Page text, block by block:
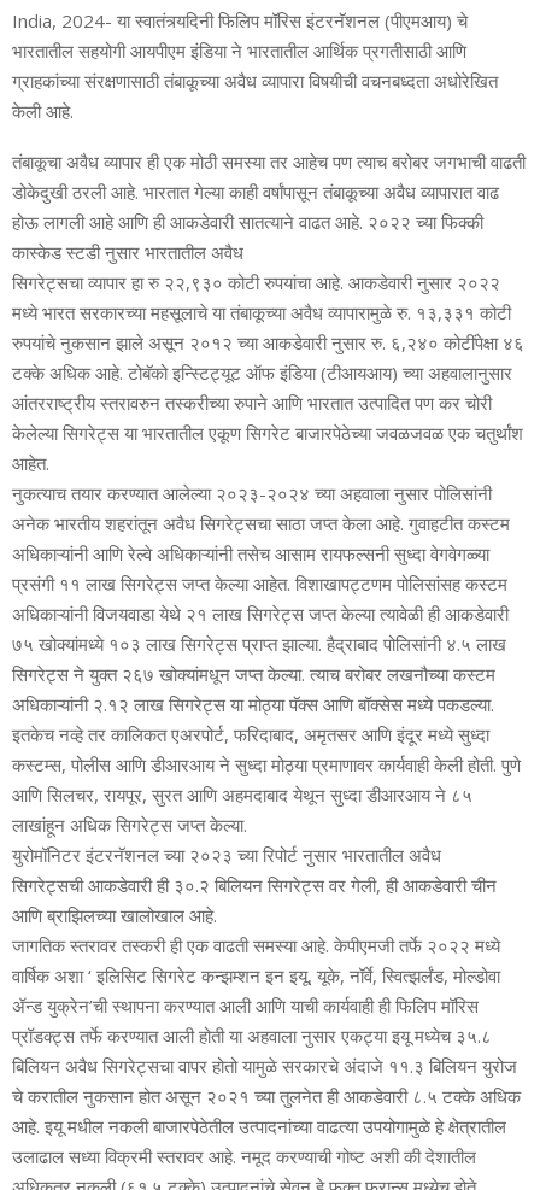
India, 2024- या स्वातंत्र्यदिनी फिलिप मॉरिस इंटरनॅशनल (पीएमआय) चे
भारतातील सहयोगी आयपीएम इंडिया ने भारतातील आर्थिक प्रगतीसाठी आणि
ग्राहकांच्या संरक्षणासाठी तंबाकूच्या अवैध व्यापारा विषयीची वचनबध्दता अधोरेखित
केली आहे.
तंबाकूचा अवैध व्यापार ही एक मोठी समस्या तर आहेच पण त्याच बरोबर जगभाची वाढती
डोकेदुखी ठरली आहे. भारतात गेल्या काही वर्षांपासून तंबाकूच्या अवैध व्यापारात वाढ
होऊ लागली आहे आणि ही आकडेवारी सातत्याने वाढत आहे. २०२२ च्या फिक्की
कास्केड स्टडी नुसार भारतातील अवैध
सिगरेट्सचा व्यापार हा रु २२,९३० कोटी रुपयांचा आहे. आकडेवारी नुसार २०२२
मध्ये भारत सरकारच्या महसूलाचे या तंबाकूच्या अवैध व्यापारामुळे रु. १३,३३१ कोटी
रुपयांचे नुकसान झाले असून २०१२ च्या आकडेवारी नुसार रु. ६,२४० कोटींपेक्षा ४६
टक्के अधिक आहे. टोबॅको इन्स्टिट्यूट ऑफ इंडिया (टीआयआय) च्या अहवालानुसार
आंतरराष्ट्रीय स्तरावरुन तस्करीच्या रुपाने आणि भारतात उत्पादित पण कर चोरी
केलेल्या सिगरेट्स या भारतातील एकूण सिगरेट बाजारपेठेच्या जवळजवळ एक चतुर्थांश
आहेत.
नुकत्याच तयार करण्यात आलेल्या २०२३-२०२४ च्या अहवाला नुसार पोलिसांनी
अनेक भारतीय शहरांतून अवैध सिगरेट्सचा साठा जप्त केला आहे. गुवाहटीत कस्टम
अधिकाऱ्यांनी आणि रेल्वे अधिकाऱ्यांनी तसेच आसाम रायफल्सनी सुध्दा वेगवेगळ्या
प्रसंगी ११ लाख सिगरेट्स जप्त केल्या आहेत. विशाखापट्टणम पोलिसांसह कस्टम
अधिकाऱ्यांनी विजयवाडा येथे २१ लाख सिगरेट्स जप्त केल्या त्यावेळी ही आकडेवारी
७५ खोक्यांमध्ये १०३ लाख सिगरेट्स प्राप्त झाल्या. हैद्राबाद पोलिसांनी ४.५ लाख
सिगरेट्स ने युक्त २६७ खोक्यांमधून जप्त केल्या. त्याच बरोबर लखनौच्या कस्टम
अधिकाऱ्यांनी २.१२ लाख सिगरेट्स या मोठ्या पॅक्स आणि बॉक्सेस मध्ये पकडल्या.
इतकेच नव्हे तर कालिकत एअरपोर्ट, फरिदाबाद, अमृतसर आणि इंदूर मध्ये सुध्दा
कस्टम्स, पोलीस आणि डीआरआय ने सुध्दा मोठ्या प्रमाणावर कार्यवाही केली होती. पुणे
आणि सिलचर, रायपूर, सुरत आणि अहमदाबाद येथून सुध्दा डीआरआय ने ८५
लाखांहून अधिक सिगरेट्स जप्त केल्या.
युरोमॉनिटर इंटरनॅशनल च्या २०२३ च्या रिपोर्ट नुसार भारतातील अवैध
सिगरेट्सची आकडेवारी ही ३०.२ बिलियन सिगरेट्स वर गेली, ही आकडेवारी चीन
आणि ब्राझिलच्या खालोखाल आहे.
जागतिक स्तरावर तस्करी ही एक वाढती समस्या आहे. केपीएमजी तर्फे २०२२ मध्ये
वार्षिक अशा ‘ इलिसिट सिगरेट कन्झम्शन इन इयू, यूके, नॉर्वे, स्वित्झर्लंड, मोल्डोवा
ॲन्ड युक्रेन’ची स्थापना करण्यात आली आणि याची कार्यवाही ही फिलिप मॉरिस
प्रॉडक्ट्स तर्फे करण्यात आली होती या अहवाला नुसार एकट्या इयू मध्येच ३५.८
बिलियन अवैध सिगरेट्सचा वापर होतो यामुळे सरकारचे अंदाजे ११.३ बिलियन युरोज
चे करातील नुकसान होत असून २०२१ च्या तुलनेत ही आकडेवारी ८.५ टक्के अधिक
आहे. इयू मधील नकली बाजारपेठेतील उत्पादनांच्या वाढत्या उपयोगामुळे हे क्षेत्रातील
उलाढाल सध्या विक्रमी स्तरावर आहे. नमूद करण्याची गोष्ट अशी की देशातील